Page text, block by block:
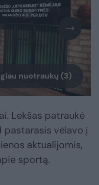
nuotraukų (3)
Lekšas patraukė
pastarasis vėlavo į
aktualijomis,
sportą.